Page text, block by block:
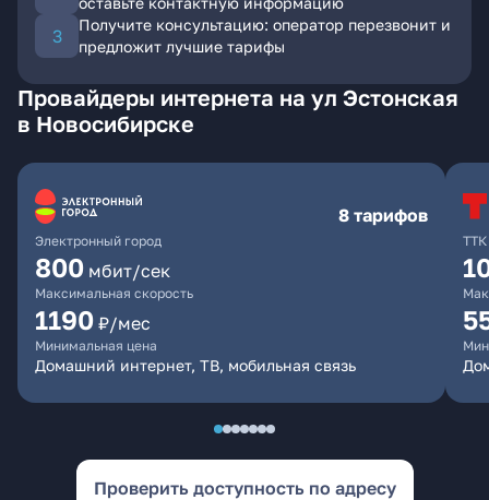
Получите консультацию: оператор перезвонит и
предложит лучшие тарифы
Провайдеры интернета на ул Эстонская
в Новосибирске
Электронный город
8 тарифов
800 мбит/сек
Максимальная скорость
1190 ₽/мес
Минимальная цена
Домашний интернет, ТВ, мобильная связь
ТТК
Проверить доступность по адресу